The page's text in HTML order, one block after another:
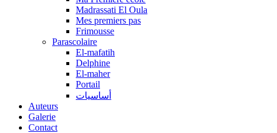
Madrassati El Oula
Mes premiers pas
Frimousse
Parascolaire
El-mafatih
Delphine
El-maher
Portail
أساسيات
Auteurs
Galerie
Contact